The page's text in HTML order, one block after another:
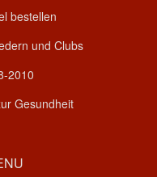
bestellen
und Clubs
2010
Gesundheit